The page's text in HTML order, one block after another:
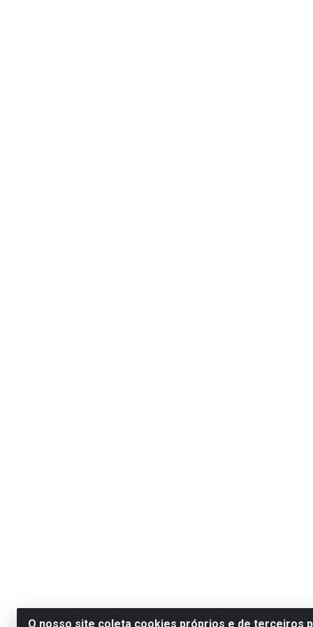
O nosso site coleta cookies próprios e de terceiros